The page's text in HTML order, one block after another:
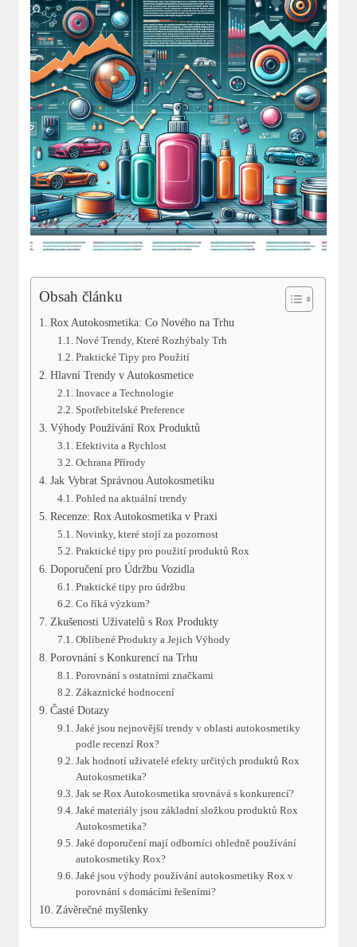
Obsah článku
Rox Autokosmetika: Co Nového na Trhu
Nové Trendy, Které Rozhýbaly⁢ Trh
Praktické Tipy⁤ pro Použití
Hlavní⁤ Trendy v Autokosmetice
Inovace a Technologie
Spotřebitelské Preference
Výhody Používání Rox Produktů
Efektivita ‌a Rychlost
Ochrana Přírody
Jak Vybrat Správnou Autokosmetiku
Pohled na⁣ aktuální⁣ trendy
Recenze:‍ Rox Autokosmetika v Praxi
Novinky, které stojí‌ za ‌pozornost
Praktické tipy pro použití ⁢produktů Rox
Doporučení pro Údržbu ​Vozidla
Praktické⁣ tipy pro údržbu
Co ​říká ‌výzkum?
Zkušenosti Uživatelů s Rox ⁤Produkty
Oblíbené‍ Produkty ⁤a⁣ Jejich Výhody
Porovnání s Konkurencí na Trhu
Porovnání s ‍ostatními značkami
Zákaznické hodnocení
Časté Dotazy
Jaké jsou nejnovější trendy⁢ v‍ oblasti autokosmetiky
‌podle recenzí Rox?
Jak hodnotí uživatelé ‌efekty určitých produktů⁤ Rox
Autokosmetika?
Jak se Rox Autokosmetika srovnává s⁣ konkurencí?
Jaké materiály ⁢jsou základní složkou produktů Rox
Autokosmetika?
Jaké doporučení ⁢mají odborníci ohledně používání
‌autokosmetiky Rox?
Jaké⁣ jsou výhody⁣ používání autokosmetiky Rox v
porovnání s domácími řešeními?
Závěrečné myšlenky